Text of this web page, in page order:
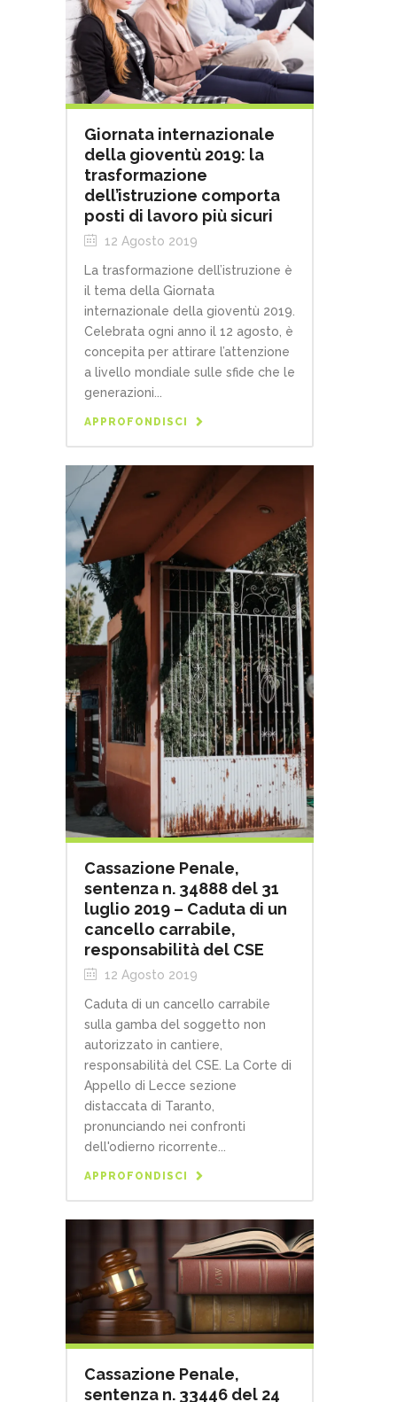
Giornata internazionale
della gioventù 2019: la
trasformazione
dell’istruzione comporta
posti di lavoro più sicuri
12 Agosto 2019
La trasformazione dell’istruzione è
il tema della Giornata
internazionale della gioventù 2019.
Celebrata ogni anno il 12 agosto, è
concepita per attirare l’attenzione
a livello mondiale sulle sfide che le
generazioni...
APPROFONDISCI
Cassazione Penale,
sentenza n. 34888 del 31
luglio 2019 – Caduta di un
cancello carrabile,
responsabilità del CSE
12 Agosto 2019
Caduta di un cancello carrabile
sulla gamba del soggetto non
autorizzato in cantiere,
responsabilità del CSE. La Corte di
Appello di Lecce sezione
distaccata di Taranto,
pronunciando nei confronti
dell'odierno ricorrente...
APPROFONDISCI
Cassazione Penale,
sentenza n. 33446 del 24